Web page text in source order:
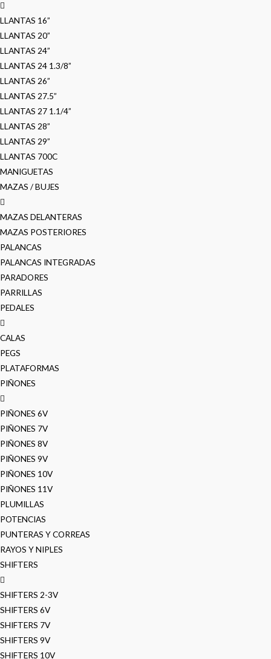
LLANTAS 16”
LLANTAS 20”
LLANTAS 24”
LLANTAS 24 1.3/8”
LLANTAS 26”
LLANTAS 27.5”
LLANTAS 27 1.1/4”
LLANTAS 28”
LLANTAS 29”
LLANTAS 700C
MANIGUETAS
MAZAS / BUJES
MAZAS DELANTERAS
MAZAS POSTERIORES
PALANCAS
PALANCAS INTEGRADAS
PARADORES
PARRILLAS
PEDALES
CALAS
PEGS
PLATAFORMAS
PIÑONES
PIÑONES 6V
PIÑONES 7V
PIÑONES 8V
PIÑONES 9V
PIÑONES 10V
PIÑONES 11V
PLUMILLAS
POTENCIAS
PUNTERAS Y CORREAS
RAYOS Y NIPLES
SHIFTERS
SHIFTERS 2-3V
SHIFTERS 6V
SHIFTERS 7V
SHIFTERS 9V
SHIFTERS 10V